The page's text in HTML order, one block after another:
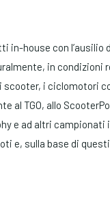
in-house con
in condizioni
i ciclomotori
al TGO, allo
e ad altri
e, sulla base di